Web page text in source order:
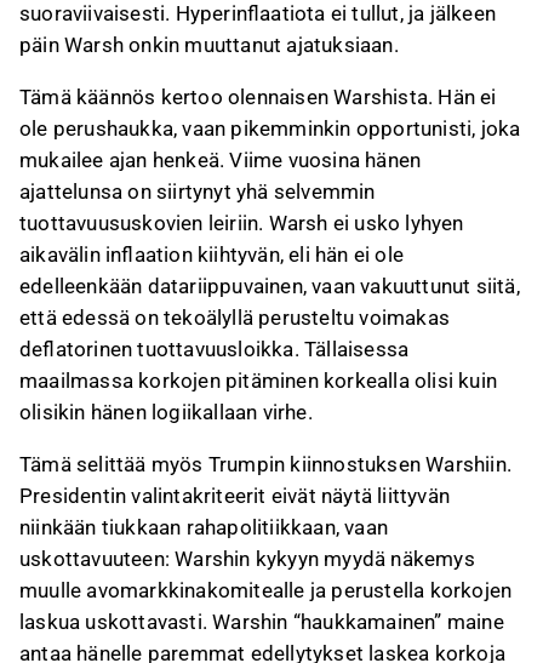
suoraviivaisesti. Hyperinflaatiota ei tullut, ja jälkeen
päin Warsh onkin muuttanut ajatuksiaan.
Tämä käännös kertoo olennaisen Warshista. Hän ei
ole perushaukka, vaan pikemminkin opportunisti, joka
mukailee ajan henkeä. Viime vuosina hänen
ajattelunsa on siirtynyt yhä selvemmin
tuottavuususkovien leiriin. Warsh ei usko lyhyen
aikavälin inflaation kiihtyvän, eli hän ei ole
edelleenkään datariippuvainen, vaan vakuuttunut siitä,
että edessä on tekoälyllä perusteltu voimakas
deflatorinen tuottavuusloikka. Tällaisessa
maailmassa korkojen pitäminen korkealla olisi kuin
olisikin hänen logiikallaan virhe.
Tämä selittää myös Trumpin kiinnostuksen Warshiin.
Presidentin valintakriteerit eivät näytä liittyvän
niinkään tiukkaan rahapolitiikkaan, vaan
uskottavuuteen: Warshin kykyyn myydä näkemys
muulle avomarkkinakomitealle ja perustella korkojen
laskua uskottavasti. Warshin “haukkamainen” maine
antaa hänelle paremmat edellytykset laskea korkoja